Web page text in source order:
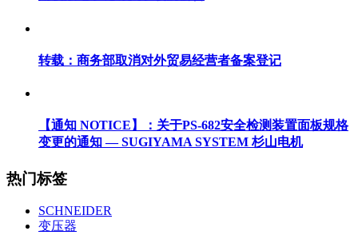
转载：商务部取消对外贸易经营者备案登记
【通知 NOTICE】：关于PS-682安全检测装置面板规格
变更的通知 — SUGIYAMA SYSTEM 杉山电机
热门标签
SCHNEIDER
变压器